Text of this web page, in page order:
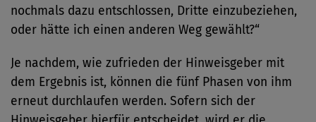
nochmals dazu entschlossen, Dritte einzubeziehen,
oder hätte ich einen anderen Weg gewählt?“
Je nachdem, wie zufrieden der Hinweisgeber mit
dem Ergebnis ist, können die fünf Phasen von ihm
erneut durchlaufen werden. Sofern sich der